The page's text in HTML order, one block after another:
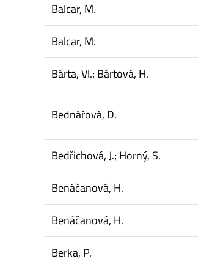
Balcar, M.
Balcar, M.
Bárta, Vl.; Bártová, H.
Bednářová, D.
Bedřichová, J.; Horný, S.
Benáčanová, H.
Benáčanová, H.
Berka, P.